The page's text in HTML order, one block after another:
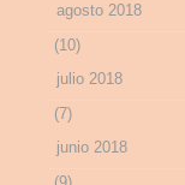
agosto 2018
(10)
julio 2018
(7)
junio 2018